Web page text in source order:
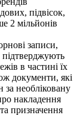
підвісок,
2 мільйонів
записи,
підтверджують
в частині їх
документи, які
за необліковану
накладення
призначення